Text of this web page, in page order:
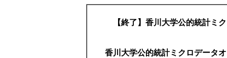
【終了】香川大学公的統計ミ
香川大学公的統計ミクロデータ